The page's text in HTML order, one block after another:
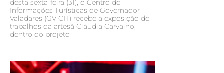
desta sexta-feira (31), o Centro de
Informações Turísticas de Governador
Valadares (GV CIT) recebe a exposição de
trabalhos da artesã Cláudia Carvalho,
dentro do projeto